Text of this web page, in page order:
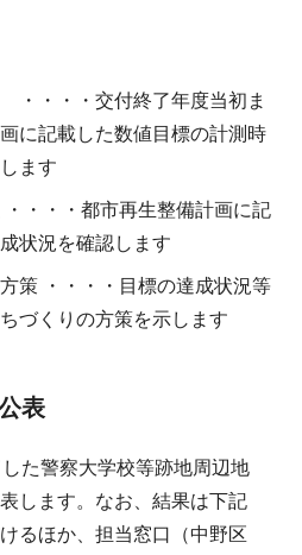
・・・・交付終了年度当初ま
に記載した数値目標の計測時
ます
・・・都市再生整備計画に記
状況を確認します
策 ・・・・目標の達成状況等
づくりの方策を示します
表
た警察大学校等跡地周辺地
します。なお、結果は下記
るほか、担当窓口（中野区